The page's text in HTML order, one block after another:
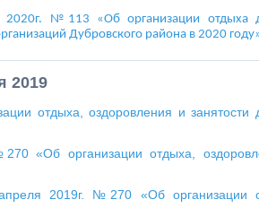
2020г. №113 «Об организации отдыха
Дубровского района в 2020
2019
отдыха, оздоровления и занятости
«Об организации отдыха,
2019г. №270 «Об организации